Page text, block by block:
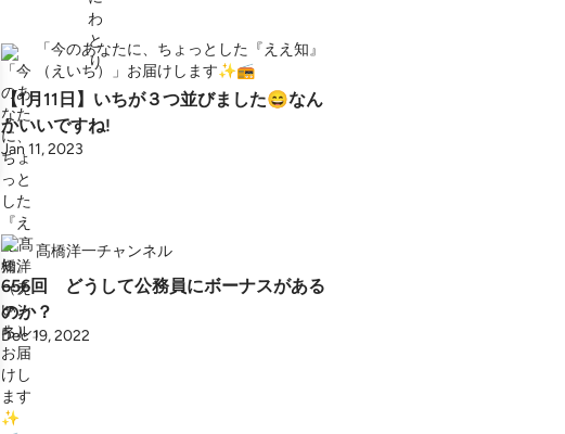
「今のあなたに、ちょっとした『ええ知』
（えいち）」お届けします✨📻
【1月11日】いちが３つ並びました😄なん
かいいですね!
Jan 11, 2023
髙橋洋一チャンネル
656回 どうして公務員にボーナスがある
のか？
Dec 19, 2022